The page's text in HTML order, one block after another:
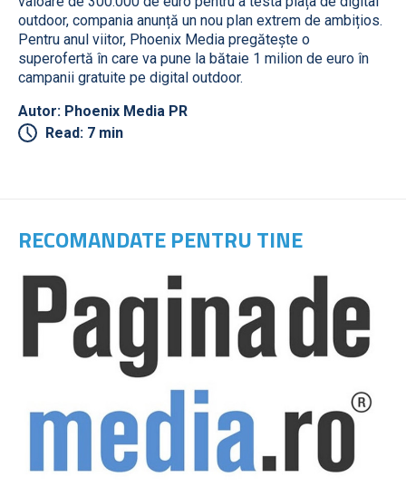
outdoor, compania anunță un nou plan extrem de ambițios.
Pentru anul viitor, Phoenix Media pregătește o
superofertă în care va pune la bătaie 1 milion de euro în
campanii gratuite pe digital outdoor.
Autor: Phoenix Media PR
Read: 7 min
RECOMANDATE PENTRU TINE